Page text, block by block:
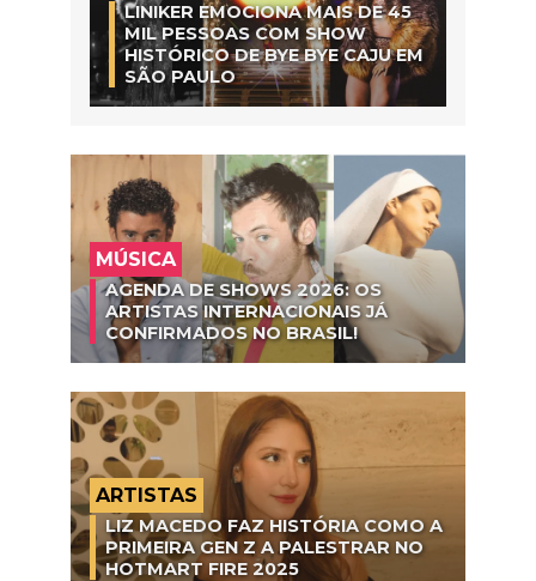
LINIKER EMOCIONA MAIS DE 45
MIL PESSOAS COM SHOW
HISTÓRICO DE BYE BYE CAJU EM
SÃO PAULO
MÚSICA
AGENDA DE SHOWS 2026: OS
ARTISTAS INTERNACIONAIS JÁ
CONFIRMADOS NO BRASIL!
ARTISTAS
LIZ MACEDO FAZ HISTÓRIA COMO A
PRIMEIRA GEN Z A PALESTRAR NO
HOTMART FIRE 2025